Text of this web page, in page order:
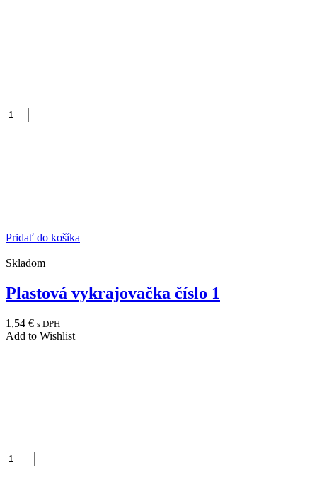
Pridať do košíka
Skladom
Plastová vykrajovačka číslo 1
1,54 € s DPH
Add to Wishlist